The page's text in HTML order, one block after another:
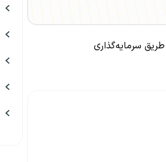
سرمایه‌گذاری